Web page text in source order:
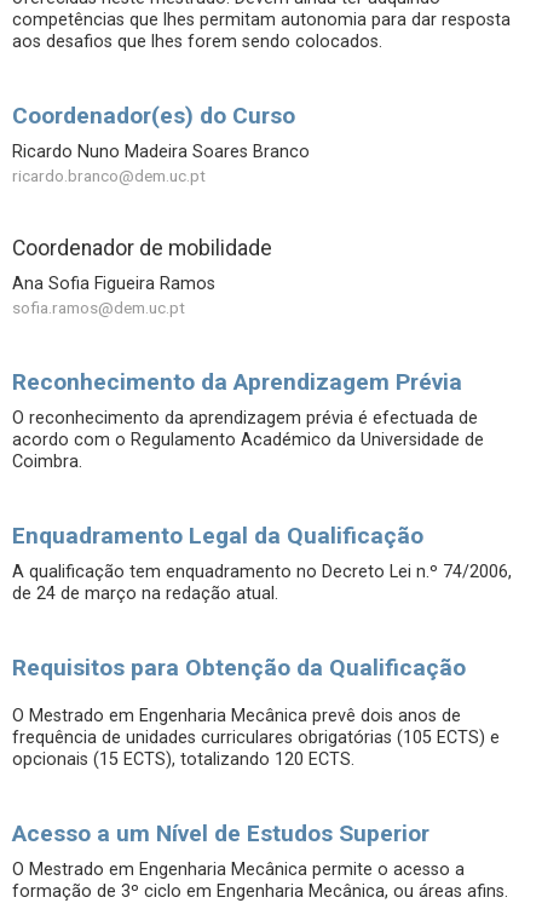
competências que lhes permitam autonomia para dar resposta
aos desafios que lhes forem sendo colocados.
Coordenador(es) do Curso
Ricardo Nuno Madeira Soares Branco
ricardo.branco@dem.uc.pt
Coordenador de mobilidade
Ana Sofia Figueira Ramos
sofia.ramos@dem.uc.pt
Reconhecimento da Aprendizagem Prévia
O reconhecimento da aprendizagem prévia é efectuada de
acordo com o Regulamento Académico da Universidade de
Coimbra.
Enquadramento Legal da Qualificação
A qualificação tem enquadramento no Decreto Lei n.º 74/2006,
de 24 de março na redação atual.
Requisitos para Obtenção da Qualificação
O Mestrado em Engenharia Mecânica prevê dois anos de
frequência de unidades curriculares obrigatórias (105 ECTS) e
opcionais (15 ECTS), totalizando 120 ECTS.
Acesso a um Nível de Estudos Superior
O Mestrado em Engenharia Mecânica permite o acesso a
formação de 3º ciclo em Engenharia Mecânica, ou áreas afins.